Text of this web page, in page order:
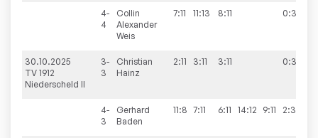
4-
4
Collin
Alexander
Weis
7:11 11:13 8:11 0:3
30.10.2025
TV 1912
Niederscheld II
3-
3
Christian
Hainz
2:11 3:11 3:11 0:3
4-
3
Gerhard
Baden
11:8 7:11 6:11 14:12 9:11 2:3